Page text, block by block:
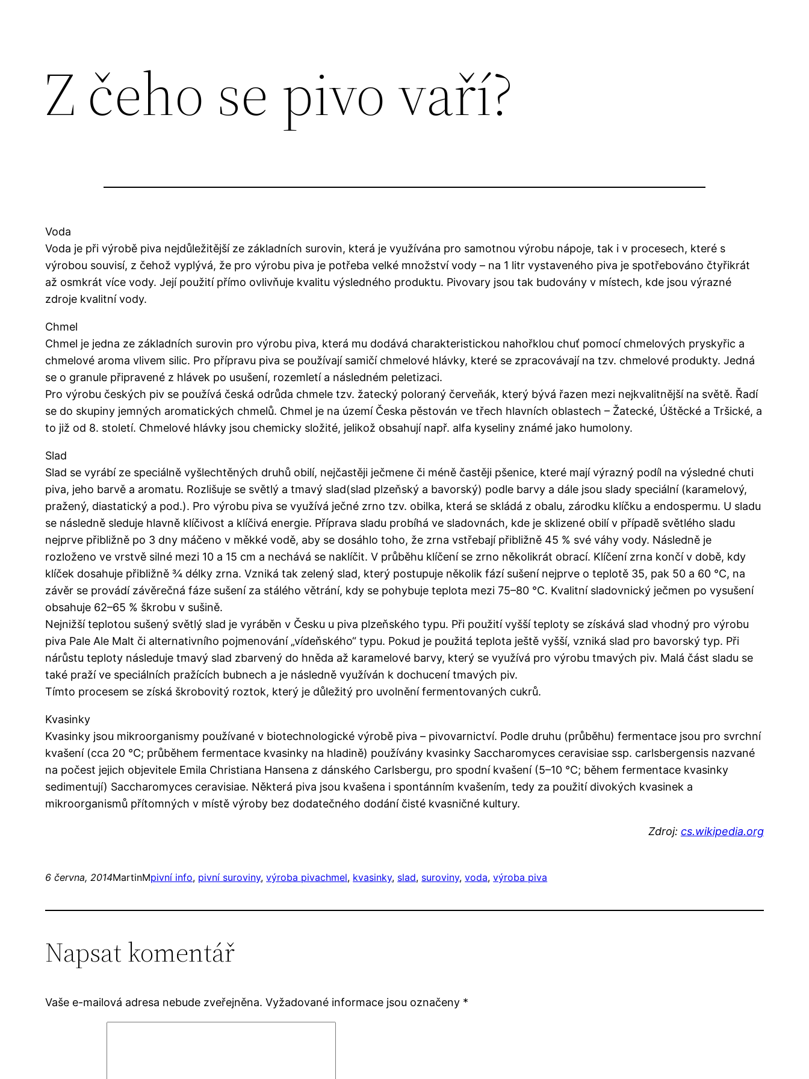
Z čeho se pivo vaří?
Voda
Voda je při výrobě piva nejdůležitější ze základních surovin, která je využívána pro samotnou výrobu nápoje, tak i v procesech, které s
výrobou souvisí, z čehož vyplývá, že pro výrobu piva je potřeba velké množství vody – na 1 litr vystaveného piva je spotřebováno čtyřikrát
až osmkrát více vody. Její použití přímo ovlivňuje kvalitu výsledného produktu. Pivovary jsou tak budovány v místech, kde jsou výrazné
zdroje kvalitní vody.
Chmel
Chmel je jedna ze základních surovin pro výrobu piva, která mu dodává charakteristickou nahořklou chuť pomocí chmelových pryskyřic a
chmelové aroma vlivem silic. Pro přípravu piva se používají samičí chmelové hlávky, které se zpracovávají na tzv. chmelové produkty. Jedná
se o granule připravené z hlávek po usušení, rozemletí a následném peletizaci.
Pro výrobu českých piv se používá česká odrůda chmele tzv. žatecký poloraný červeňák, který bývá řazen mezi nejkvalitnější na světě. Řadí
se do skupiny jemných aromatických chmelů. Chmel je na území Česka pěstován ve třech hlavních oblastech – Žatecké, Úštěcké a Tršické, a
to již od 8. století. Chmelové hlávky jsou chemicky složité, jelikož obsahují např. alfa kyseliny známé jako humolony.
Slad
Slad se vyrábí ze speciálně vyšlechtěných druhů obilí, nejčastěji ječmene či méně častěji pšenice, které mají výrazný podíl na výsledné chuti
piva, jeho barvě a aromatu. Rozlišuje se světlý a tmavý slad(slad plzeňský a bavorský) podle barvy a dále jsou slady speciální (karamelový,
pražený, diastatický a pod.). Pro výrobu piva se využívá ječné zrno tzv. obilka, která se skládá z obalu, zárodku klíčku a endospermu. U sladu
se následně sleduje hlavně klíčivost a klíčivá energie. Příprava sladu probíhá ve sladovnách, kde je sklizené obilí v případě světlého sladu
nejprve přibližně po 3 dny máčeno v měkké vodě, aby se dosáhlo toho, že zrna vstřebají přibližně 45 % své váhy vody. Následně je
rozloženo ve vrstvě silné mezi 10 a 15 cm a nechává se naklíčit. V průběhu klíčení se zrno několikrát obrací. Klíčení zrna končí v době, kdy
klíček dosahuje přibližně ¾ délky zrna. Vzniká tak zelený slad, který postupuje několik fází sušení nejprve o teplotě 35, pak 50 a 60 °C, na
závěr se provádí závěrečná fáze sušení za stálého větrání, kdy se pohybuje teplota mezi 75–80 °C. Kvalitní sladovnický ječmen po vysušení
obsahuje 62–65 % škrobu v sušině.
Nejnižší teplotou sušený světlý slad je vyráběn v Česku u piva plzeňského typu. Při použití vyšší teploty se získává slad vhodný pro výrobu
piva Pale Ale Malt či alternativního pojmenování „vídeňského“ typu. Pokud je použitá teplota ještě vyšší, vzniká slad pro bavorský typ. Při
nárůstu teploty následuje tmavý slad zbarvený do hněda až karamelové barvy, který se využívá pro výrobu tmavých piv. Malá část sladu se
také praží ve speciálních pražících bubnech a je následně využíván k dochucení tmavých piv.
Tímto procesem se získá škrobovitý roztok, který je důležitý pro uvolnění fermentovaných cukrů.
Kvasinky
Kvasinky jsou mikroorganismy používané v biotechnologické výrobě piva – pivovarnictví. Podle druhu (průběhu) fermentace jsou pro svrchní
kvašení (cca 20 °C; průběhem fermentace kvasinky na hladině) používány kvasinky Saccharomyces ceravisiae ssp. carlsbergensis nazvané
na počest jejich objevitele Emila Christiana Hansena z dánského Carlsbergu, pro spodní kvašení (5–10 °C; během fermentace kvasinky
sedimentují) Saccharomyces ceravisiae. Některá piva jsou kvašena i spontánním kvašením, tedy za použití divokých kvasinek a
mikroorganismů přítomných v místě výroby bez dodatečného dodání čisté kvasničné kultury.
Zdroj: cs.wikipedia.org
6 června, 2014MartinMpivní info, pivní suroviny, výroba pivachmel, kvasinky, slad, suroviny, voda, výroba piva
Napsat komentář
Vaše e-mailová adresa nebude zveřejněna. Vyžadované informace jsou označeny *